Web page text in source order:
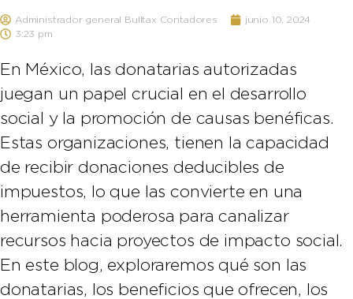
Administrador general Bulltax Contadores
junio 10, 2024
3:23 pm
En México, las donatarias autorizadas
juegan un papel crucial en el desarrollo
social y la promoción de causas benéficas.
Estas organizaciones, tienen la capacidad
de recibir donaciones deducibles de
impuestos, lo que las convierte en una
herramienta poderosa para canalizar
recursos hacia proyectos de impacto social.
En este blog, exploraremos qué son las
donatarias, los beneficios que ofrecen, los